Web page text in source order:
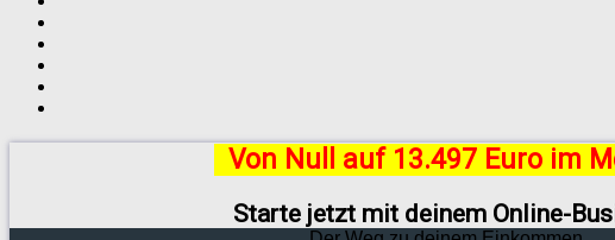
Von Null auf 13.497 Euro im
Starte jetzt mit deinem Online-